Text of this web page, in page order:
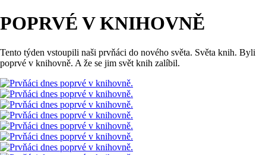
POPRVÉ V KNIHOVNĚ
Tento týden vstoupili naši prvňáci do nového světa. Světa knih. Byli
poprvé v knihovně. A že se jim svět knih zalíbil.